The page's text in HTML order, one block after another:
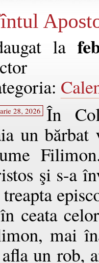
la
28, 2026
În
un bărbat
şi s-a
treapta
ceata
mai
un rob,